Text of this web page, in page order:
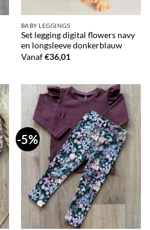
BABY LEGGINGS
Set legging digital flowers navy
en longsleeve donkerblauw
Vanaf €36,01
-5%